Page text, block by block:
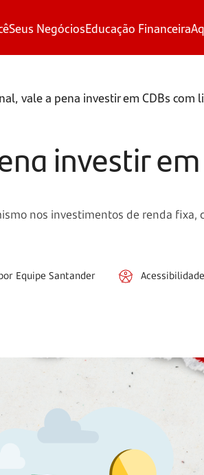
Seus NegóciosEducação Financeira
vale a pena investir em CDBs com
investir
nos investimentos de renda
Equipe Santander Acessibilidade